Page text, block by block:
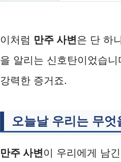
이처럼 만주 사변은 단 하
을 알리는 신호탄이었습
강력한 증거죠.
오늘날 우리는 무
만주 사변이 우리에게 남